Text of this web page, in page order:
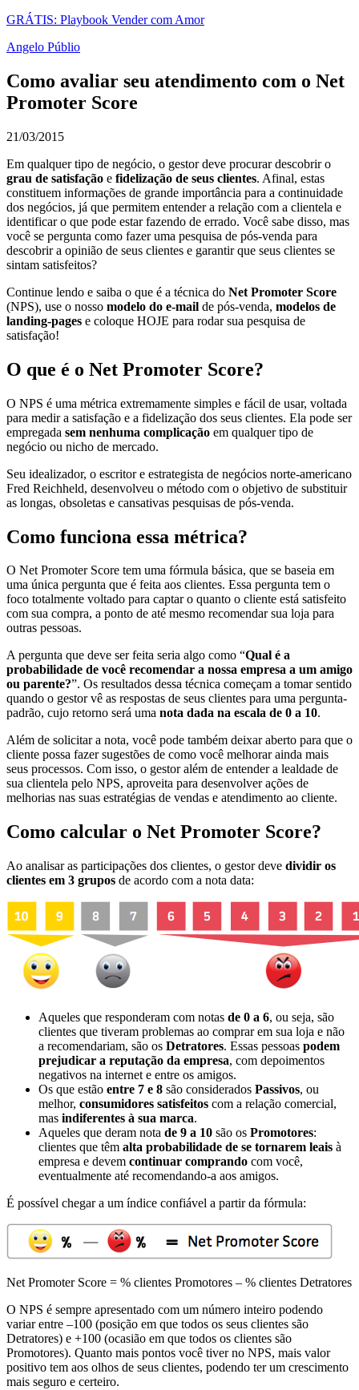
GRÁTIS: Playbook Vender com Amor
Angelo Públio
Como avaliar seu atendimento com o Net
Promoter Score
21/03/2015
Em qualquer tipo de negócio, o gestor deve procurar descobrir o
grau de satisfação e fidelização de seus clientes. Afinal, estas
constituem informações de grande importância para a continuidade
dos negócios, já que permitem entender a relação com a clientela e
identificar o que pode estar fazendo de errado. Você sabe disso, mas
você se pergunta como fazer uma pesquisa de pós-venda para
descobrir a opinião de seus clientes e garantir que seus clientes se
sintam satisfeitos?
Continue lendo e saiba o que é a técnica do Net Promoter Score
(NPS), use o nosso modelo do e-mail de pós-venda, modelos de
landing-pages e coloque HOJE para rodar sua pesquisa de
satisfação!
O que é o Net Promoter Score?
O NPS é uma métrica extremamente simples e fácil de usar, voltada
para medir a satisfação e a fidelização dos seus clientes. Ela pode ser
empregada sem nenhuma complicação em qualquer tipo de
negócio ou nicho de mercado.
Seu idealizador, o escritor e estrategista de negócios norte-americano
Fred Reichheld, desenvolveu o método com o objetivo de substituir
as longas, obsoletas e cansativas pesquisas de pós-venda.
Como funciona essa métrica?
O Net Promoter Score tem uma fórmula básica, que se baseia em
uma única pergunta que é feita aos clientes. Essa pergunta tem o
foco totalmente voltado para captar o quanto o cliente está satisfeito
com sua compra, a ponto de até mesmo recomendar sua loja para
outras pessoas.
A pergunta que deve ser feita seria algo como “Qual é a
probabilidade de você recomendar a nossa empresa a um amigo
ou parente?”. Os resultados dessa técnica começam a tomar sentido
quando o gestor vê as respostas de seus clientes para uma pergunta-
padrão, cujo retorno será uma nota dada na escala de 0 a 10.
Além de solicitar a nota, você pode também deixar aberto para que o
cliente possa fazer sugestões de como você melhorar ainda mais
seus processos. Com isso, o gestor além de entender a lealdade de
sua clientela pelo NPS, aproveita para desenvolver ações de
melhorias nas suas estratégias de vendas e atendimento ao cliente.
Como calcular o Net Promoter Score?
Ao analisar as participações dos clientes, o gestor deve dividir os
clientes em 3 grupos de acordo com a nota data:
Aqueles que responderam com notas de 0 a 6, ou seja, são
clientes que tiveram problemas ao comprar em sua loja e não
a recomendariam, são os Detratores. Essas pessoas podem
prejudicar a reputação da empresa, com depoimentos
negativos na internet e entre os amigos.
Os que estão entre 7 e 8 são considerados Passivos, ou
melhor, consumidores satisfeitos com a relação comercial,
mas indiferentes à sua marca.
Aqueles que deram nota de 9 a 10 são os Promotores:
clientes que têm alta probabilidade de se tornarem leais à
empresa e devem continuar comprando com você,
eventualmente até recomendando-a aos amigos.
É possível chegar a um índice confiável a partir da fórmula:
Net Promoter Score = % clientes Promotores – % clientes Detratores
O NPS é sempre apresentado com um número inteiro podendo
variar entre –100 (posição em que todos os seus clientes são
Detratores) e +100 (ocasião em que todos os clientes são
Promotores). Quanto mais pontos você tiver no NPS, mais valor
positivo tem aos olhos de seus clientes, podendo ter um crescimento
mais seguro e certeiro.